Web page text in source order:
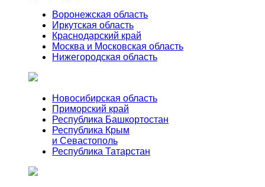
Воронежская область
Иркутская область
Краснодарский край
Москва и Московская область
Нижегородская область
Новосибирская область
Приморский край
Республика Башкортостан
Республика Крым
и Севастополь
Республика Татарстан